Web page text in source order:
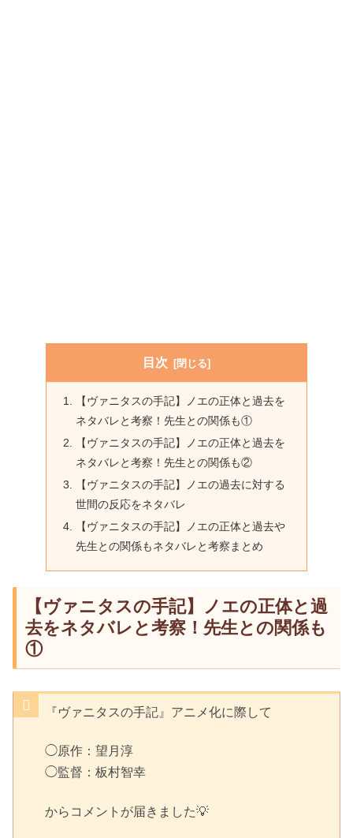
目次
【ヴァニタスの手記】ノエの正体と過去を
ネタバレと考察！先生との関係も①
【ヴァニタスの手記】ノエの正体と過去を
ネタバレと考察！先生との関係も②
【ヴァニタスの手記】ノエの過去に対する
世間の反応をネタバレ
【ヴァニタスの手記】ノエの正体と過去や
先生との関係もネタバレと考察まとめ
【ヴァニタスの手記】ノエの正体と過
去をネタバレと考察！先生との関係も
①
『ヴァニタスの手記』アニメ化に際して
◯原作：望月淳
◯監督：板村智幸
からコメントが届きました💡